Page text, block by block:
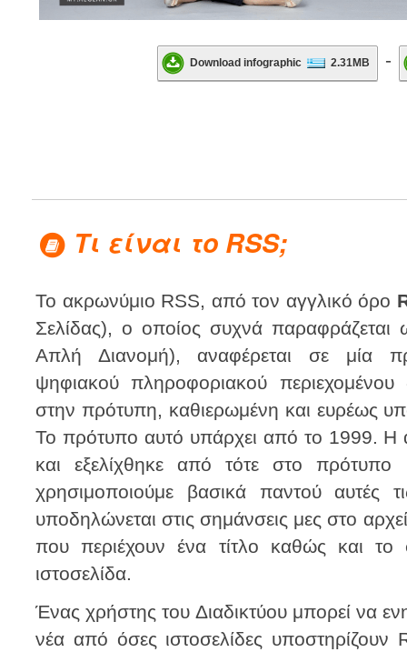
Download infographic 2.31MB -
Τι είναι το RSS;
Το ακρωνύμιο RSS, από τον αγγλικό όρο
Σελίδας), ο οποίος συχνά
Απλή Διανομή), αναφέρεται σε μία
ψηφιακού πληροφοριακού περιεχομένου
στην πρότυπη, καθιερωμένη και ευρέως
Το πρότυπο αυτό υπάρχει από το 1999. Η
και εξελίχθηκε από τότε στο
χρησιμοποιούμε βασικά παντού
υποδηλώνεται στις σημάνσεις μες στο
που περιέχουν ένα τίτλο καθώς και
ιστοσελίδα.
Ένας χρήστης του Διαδικτύου μπορεί να
νέα από όσες ιστοσελίδες υποστηρίζουν